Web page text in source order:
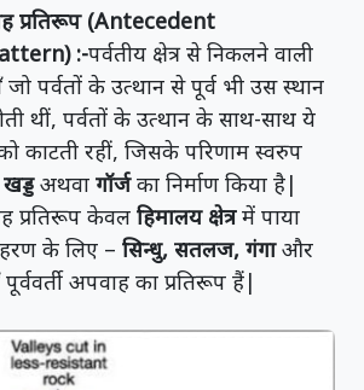
प्रतिरूप (Antecedent
:-पर्वतीय क्षेत्र से निकलने वाली
जो पर्वतों के उत्थान से पूर्व भी उस स्थान
थीं, पर्वतों के उत्थान के साथ-साथ ये
को काटती रहीं, जिसके परिणाम स्वरुप
अथवा गॉर्जका निर्माण किया है|
प्रतिरूप केवल हिमालय क्षेत्रमें पाया
के लिए – सिन्धु, सतलज, गंगाऔर
पूर्ववर्ती अपवाह का प्रतिरूप हैं|